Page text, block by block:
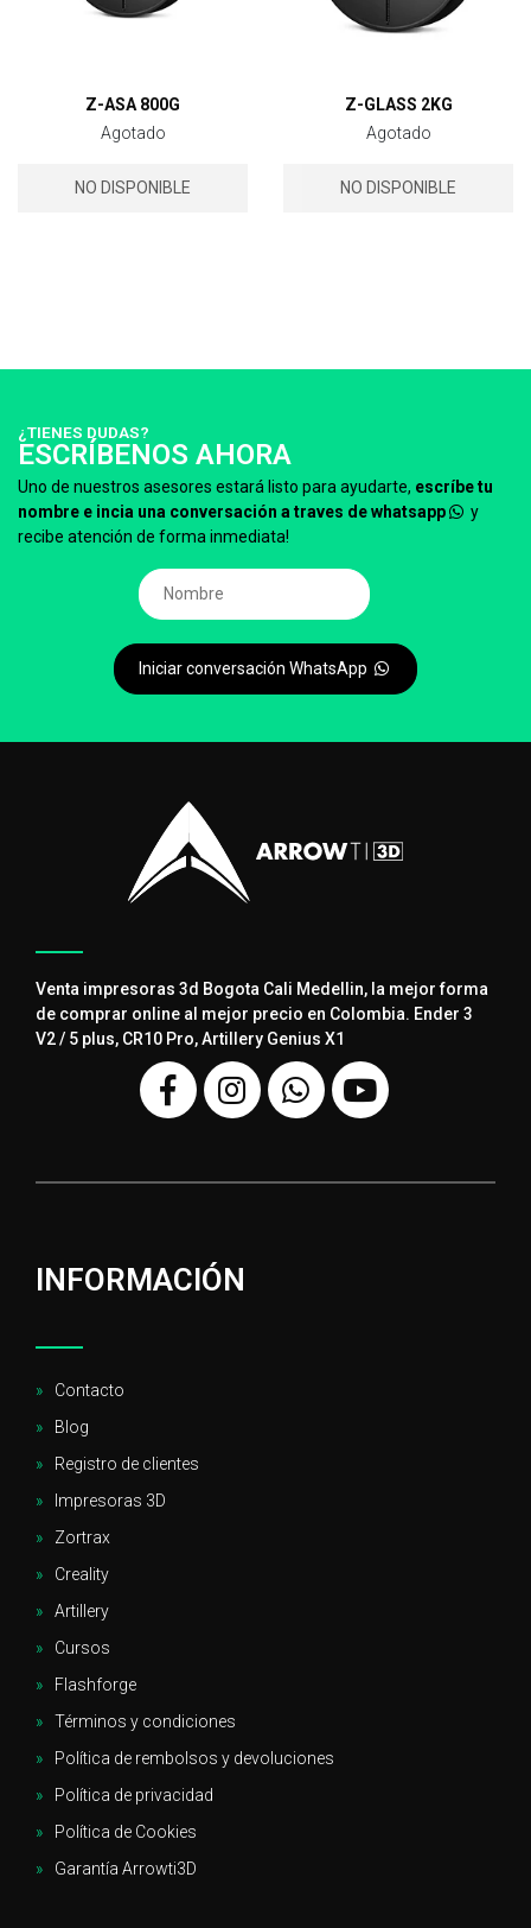
Z-ASA 800G
Agotado
NO DISPONIBLE
Z-GLASS 2KG
Agotado
NO DISPONIBLE
¿TIENES DUDAS?
ESCRÍBENOS AHORA
Uno de nuestros asesores estará listo para ayudarte, escríbe tu
nombre e incia una conversación a traves de whatsapp
y
recibe atención de forma inmediata!
Iniciar conversación WhatsApp
Venta impresoras 3d Bogota Cali Medellin, la mejor forma
de comprar online al mejor precio en Colombia. Ender 3
V2 / 5 plus, CR10 Pro, Artillery Genius X1
INFORMACIÓN
Contacto
Blog
Registro de clientes
Impresoras 3D
Zortrax
Creality
Artillery
Cursos
Flashforge
Términos y condiciones
Política de rembolsos y devoluciones
Política de privacidad
Política de Cookies
Garantía Arrowti3D